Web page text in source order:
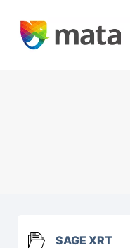
SAGE XRT